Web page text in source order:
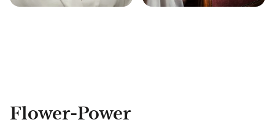
Flower-Power